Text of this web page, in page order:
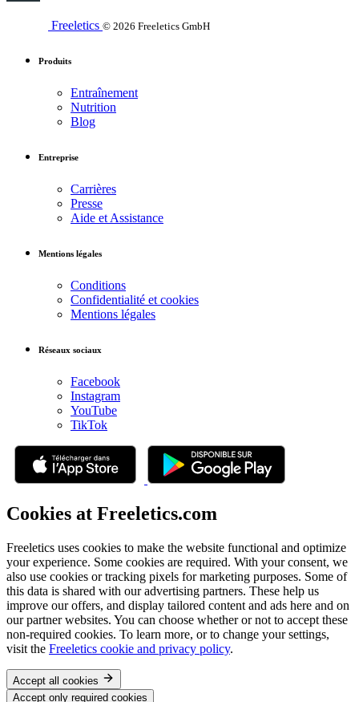
Freeletics © 2026 Freeletics GmbH
Produits
Entraînement
Nutrition
Blog
Entreprise
Carrières
Presse
Aide et Assistance
Mentions légales
Conditions
Confidentialité et cookies
Mentions légales
Réseaux sociaux
Facebook
Instagram
YouTube
TikTok
Cookies at Freeletics.com
Freeletics uses cookies to make the website functional and optimize
your experience. Some cookies are required. With your consent, we
also use cookies or tracking pixels for marketing purposes. Some of
this data is shared with our advertising partners. These help us
improve our offers, and display tailored content and ads here and on
our partner websites. You can choose whether or not to accept these
non-required cookies. To learn more, or to change your settings,
visit the Freeletics cookie and privacy policy.
Accept all cookies
Accept only required cookies